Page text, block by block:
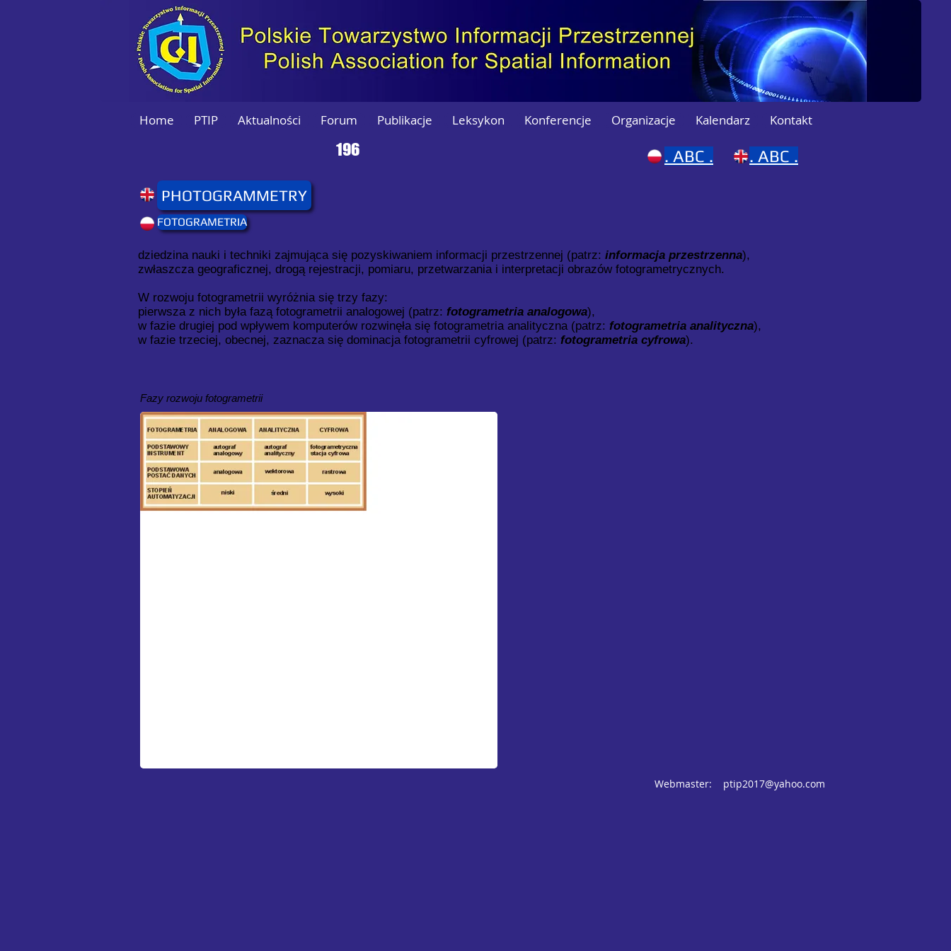
Home PTIP Aktualności Forum Publikacje Leksykon Konferencje Organizacje Kalendarz Kontakt
PHOTOGRAMMETRY
196 . ABC . . ABC .
FOTOGRAMETRIA
dziedzina nauki i techniki zajmująca się pozyskiwaniem informacji przestrzennej (patrz: informacja przestrzenna),
zwłaszcza geograficznej, drogą rejestracji, pomiaru, przetwarzania i interpretacji obrazów fotogrametrycznych.
W rozwoju fotogrametrii wyróżnia się trzy fazy:
pierwsza z nich była fazą fotogrametrii analogowej (patrz: fotogrametria analogowa),
w fazie drugiej pod wpływem komputerów rozwinęła się fotogrametria analityczna (patrz: fotogrametria analityczna),
w fazie trzeciej, obecnej, zaznacza się dominacja fotogrametrii cyfrowej (patrz: fotogrametria cyfrowa).
Fazy rozwoju fotogrametrii
Webmaster: ptip2017@yahoo.com